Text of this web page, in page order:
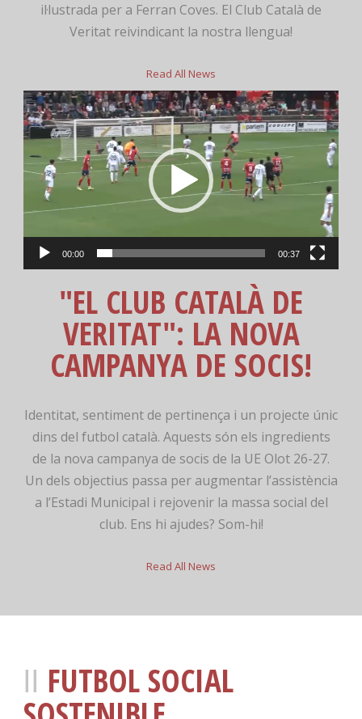
il·lustrada per a Ferran Coves. El Club Català de
Veritat reivindicant la nostra llengua!
Read All News
Reproductor
de
vídeo
00:00 00:37
"EL CLUB CATALÀ DE
VERITAT": LA NOVA
CAMPANYA DE SOCIS!
Identitat, sentiment de pertinença i un projecte únic
dins del futbol català. Aquests són els ingredients
de la nova campanya de socis de la UE Olot 26-27.
Un dels objectius passa per augmentar l’assistència
a l’Estadi Municipal i rejovenir la massa social del
club. Ens hi ajudes? Som-hi!
Read All News
FUTBOL SOCIAL